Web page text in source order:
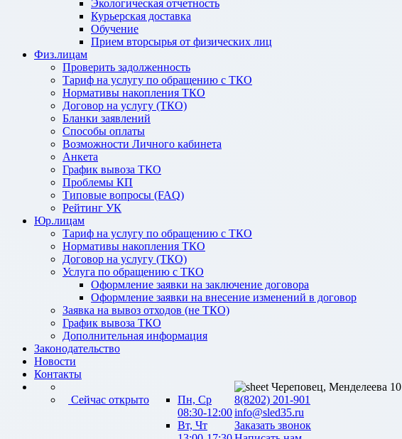
Экологическая отчетность
Курьерская доставка
Обучение
Прием вторсырья от физических лиц
Физ.лицам
Проверить задолженность
Тариф на услугу по обращению с ТКО
Нормативы накопления ТКО
Договор на услугу (ТКО)
Бланки заявлений
Способы оплаты
Возможности Личного кабинета
Анкета
График вывоза ТКО
Проблемы КП
Типовые вопросы (FAQ)
Рейтинг УК
Юр.лицам
Тариф на услугу по обращению с ТКО
Нормативы накопления ТКО
Договор на услугу (ТКО)
Услуга по обращению с ТКО
Оформление заявки на заключение договора
Оформление заявки на внесение изменений в договор
Заявка на вывоз отходов (не ТКО)
График вывоза ТКО
Дополнительная информация
Законодательство
Новости
Контакты
Сейчас открыто
Пн, Ср
08:30-12:00
Вт, Чт
Череповец, Менделеева 10
8(8202) 201-901
info@sled35.ru
Заказать звонок